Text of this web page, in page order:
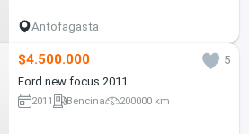
Antofagasta
$4.500.000
5
Ford new focus 2011
2011 Bencina 200000 km